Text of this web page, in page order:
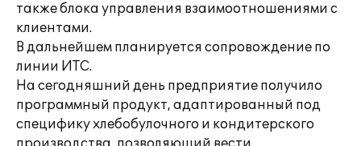
также блока управления взаимоотношениями с
клиентами.
В дальнейшем планируется сопровождение по
линии ИТС.
На сегодняшний день предприятие получило
программный продукт, адаптированный под
специфику хлебобулочного и кондитерского